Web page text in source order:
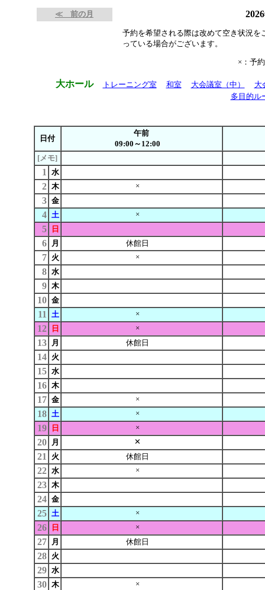
≪ 前の月
予約を希望される際は改めて空き状況
っている場合がございます。
×：予
大ホール トレーニング室 和室 大会議室（中）
大
多目的ル
日付
午前
09:00～12:00
[メモ]
1 水
2 木 ×
3 金
4 土 ×
5 日
6 月 休館日
7 火 ×
8 水
9 木
10 金
11 土 ×
12 日 ×
13 月 休館日
14 火
15 水
16 木
17 金 ×
18 土 ×
19 日 ×
20 月 ✕
21 火 休館日
22 水 ×
23 木
24 金
25 土 ×
26 日 ×
27 月 休館日
28 火
29 水
30 木 ×